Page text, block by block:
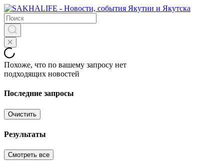
Похоже, что по вашему запросу нет
подходящих новостей
Последние запросы
Очистить
Результаты
Смотреть все